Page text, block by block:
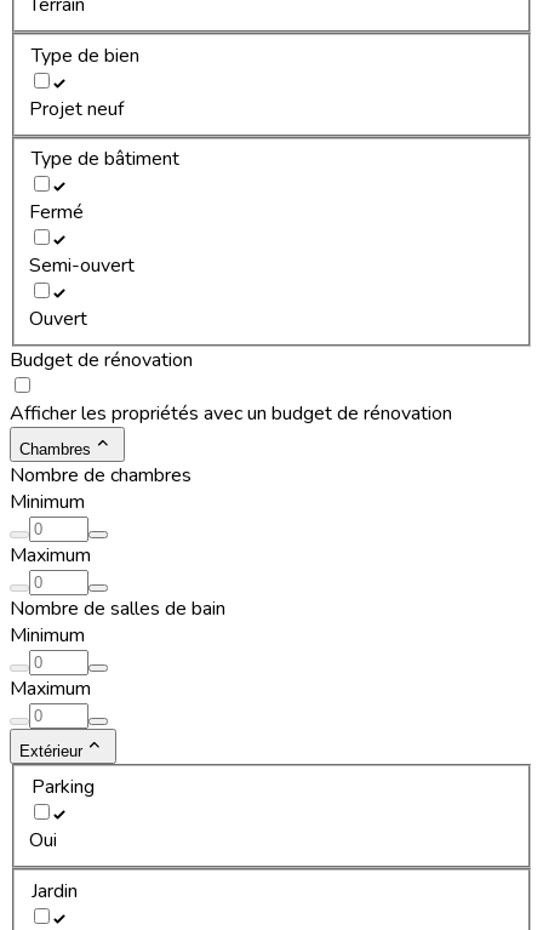
Type de bien
Projet neuf
Type de bâtiment
Fermé
Semi-ouvert
Ouvert
Budget de rénovation
Afficher les propriétés avec un budget de rénovation
Chambres
Nombre de chambres
Minimum
Maximum
Nombre de salles de bain
Minimum
Maximum
Extérieur
Parking
Oui
Jardin